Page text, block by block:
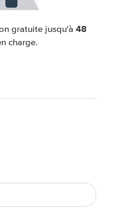
gratuite jusqu'à48
charge.